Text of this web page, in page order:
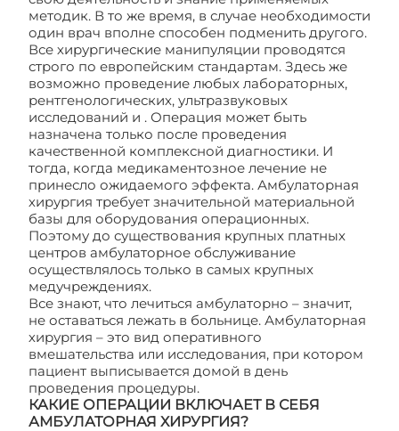
методик. В то же время, в случае необходимости
один врач вполне способен подменить другого.
Все хирургические манипуляции проводятся
строго по европейским стандартам. Здесь же
возможно проведение любых лабораторных,
рентгенологических, ультразвуковых
исследований и . Операция может быть
назначена только после проведения
качественной комплексной диагностики. И
тогда, когда медикаментозное лечение не
принесло ожидаемого эффекта. Амбулаторная
хирургия требует значительной материальной
базы для оборудования операционных.
Поэтому до существования крупных платных
центров амбулаторное обслуживание
осуществлялось только в самых крупных
медучреждениях.
Все знают, что лечиться амбулаторно – значит,
не оставаться лежать в больнице. Амбулаторная
хирургия – это вид оперативного
вмешательства или исследования, при котором
пациент выписывается домой в день
проведения процедуры.
КАКИЕ ОПЕРАЦИИ ВКЛЮЧАЕТ В СЕБЯ
АМБУЛАТОРНАЯ ХИРУРГИЯ?